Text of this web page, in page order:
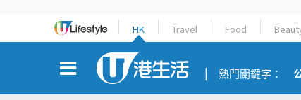
HK Travel Food
熱門關鍵字：